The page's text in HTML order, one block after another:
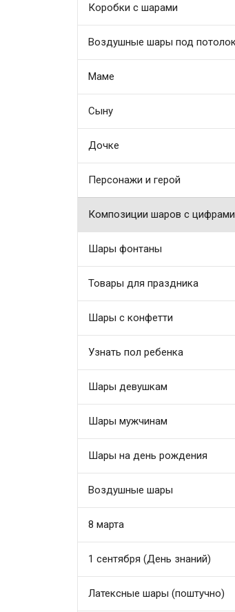
Коробки с шарами
Воздушные шары под потолок
Маме
Сыну
Дочке
Персонажи и герой
Композиции шаров с цифрами
Шары фонтаны
Товары для праздника
Шары с конфетти
Узнать пол ребенка
Шары девушкам
Шары мужчинам
Шары на день рождения
Воздушные шары
8 марта
1 сентября (День знаний)
Латексные шары (поштучно)